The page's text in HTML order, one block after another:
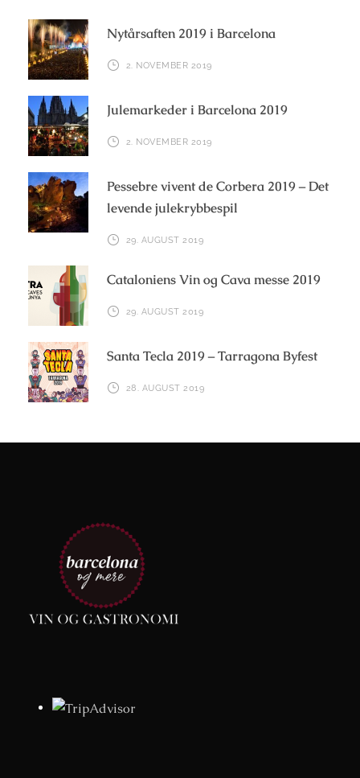
Nytårsaften 2019 i Barcelona
2. NOVEMBER 2019
Julemarkeder i Barcelona 2019
2. NOVEMBER 2019
Pessebre vivent de Corbera 2019 – Det
levende julekrybbespil
29. AUGUST 2019
Cataloniens Vin og Cava messe 2019
29. AUGUST 2019
Santa Tecla 2019 – Tarragona Byfest
28. AUGUST 2019